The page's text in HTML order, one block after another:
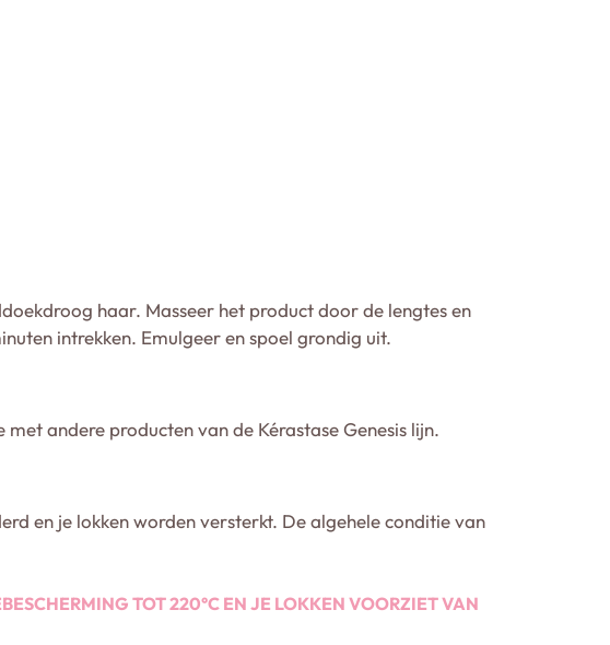
haar. Masseer het product door de lengtes en
intrekken. Emulgeer en spoel grondig uit.
andere producten van de Kérastase Genesis lijn.
en je lokken worden versterkt. De algehele conditie van
TOT 220°C EN JE LOKKEN VOORZIET VAN